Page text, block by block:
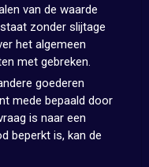
van de waarde
zonder slijtage
het algemeen
met gebreken.
goederen
mede bepaald door
is naar een
beperkt is, kan de